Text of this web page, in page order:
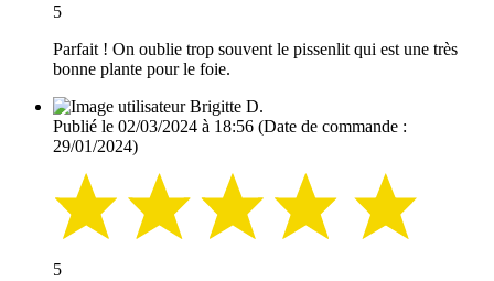
5
Parfait ! On oublie trop souvent le pissenlit qui est une très
bonne plante pour le foie.
Brigitte D.
Publié le 02/03/2024 à 18:56 (Date de commande :
29/01/2024)
5